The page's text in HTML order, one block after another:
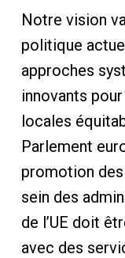
Notre vision
politique
approches
innovants
locales
Parlement
promotion
sein des
de l’UE doit
avec des